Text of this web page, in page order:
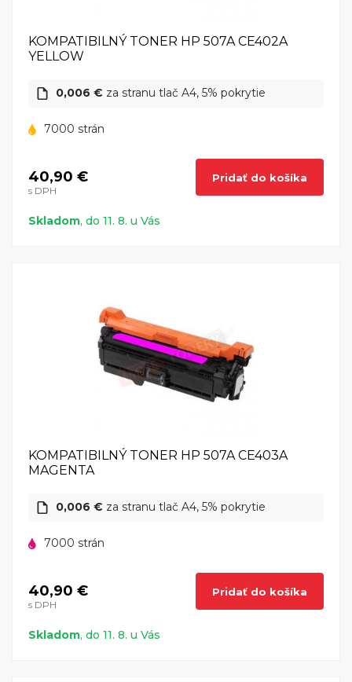
KOMPATIBILNÝ TONER HP 507A CE402A
YELLOW
0,006 € za stranu tlač A4, 5% pokrytie
7000 strán
40,90 €
s DPH
Pridať do košíka
Skladom, do 11. 8. u Vás
KOMPATIBILNÝ TONER HP 507A CE403A
MAGENTA
0,006 € za stranu tlač A4, 5% pokrytie
7000 strán
40,90 €
s DPH
Pridať do košíka
Skladom, do 11. 8. u Vás